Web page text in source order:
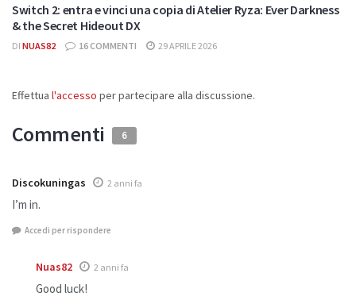
Switch 2: entra e vinci una copia di Atelier Ryza: Ever Darkness
& the Secret Hideout DX
DI NUAS82 16 COMMENTI 29 APRILE 2026
Effettua l'accesso per partecipare alla discussione.
Commenti 6
Discokuningas 2 anni fa
I’m in.
Accedi per rispondere
Nuas82 2 anni fa
Good luck!